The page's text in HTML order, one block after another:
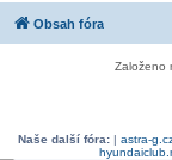
Obsah fóra
Založeno
Naše další fóra: | astra-